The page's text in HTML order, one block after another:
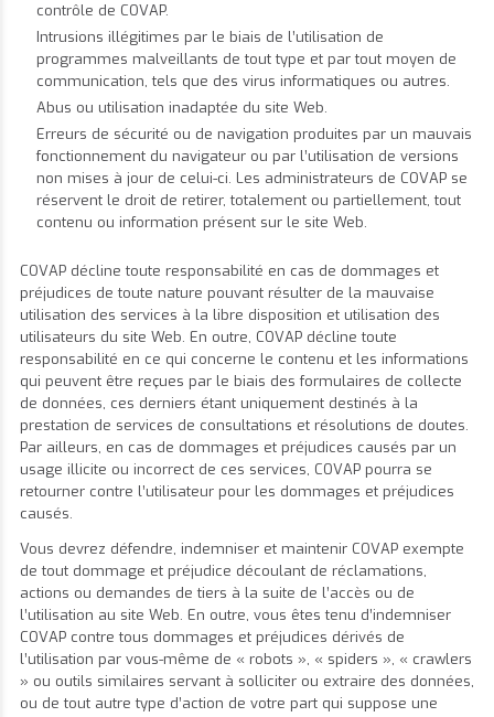
contrôle de COVAP.
Intrusions illégitimes par le biais de l’utilisation de
programmes malveillants de tout type et par tout moyen de
communication, tels que des virus informatiques ou autres.
Abus ou utilisation inadaptée du site Web.
Erreurs de sécurité ou de navigation produites par un mauvais
fonctionnement du navigateur ou par l’utilisation de versions
non mises à jour de celui-ci. Les administrateurs de COVAP se
réservent le droit de retirer, totalement ou partiellement, tout
contenu ou information présent sur le site Web.
COVAP décline toute responsabilité en cas de dommages et
préjudices de toute nature pouvant résulter de la mauvaise
utilisation des services à la libre disposition et utilisation des
utilisateurs du site Web. En outre, COVAP décline toute
responsabilité en ce qui concerne le contenu et les informations
qui peuvent être reçues par le biais des formulaires de collecte
de données, ces derniers étant uniquement destinés à la
prestation de services de consultations et résolutions de doutes.
Par ailleurs, en cas de dommages et préjudices causés par un
usage illicite ou incorrect de ces services, COVAP pourra se
retourner contre l’utilisateur pour les dommages et préjudices
causés.
Vous devrez défendre, indemniser et maintenir COVAP exempte
de tout dommage et préjudice découlant de réclamations,
actions ou demandes de tiers à la suite de l’accès ou de
l’utilisation au site Web. En outre, vous êtes tenu d’indemniser
COVAP contre tous dommages et préjudices dérivés de
l’utilisation par vous-même de « robots », « spiders », « crawlers
» ou outils similaires servant à solliciter ou extraire des données,
ou de tout autre type d’action de votre part qui suppose une